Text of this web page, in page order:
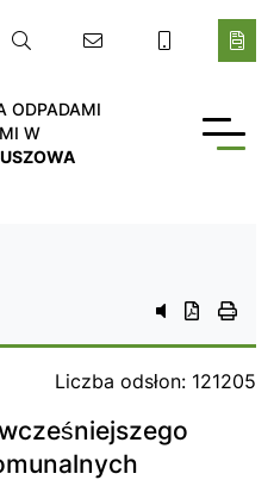
ODPADAMI
W
przycisk do
przycisk
Liczba odsłon: 121205